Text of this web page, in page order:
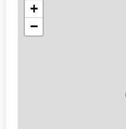
+
−